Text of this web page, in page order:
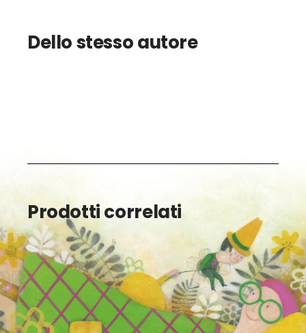
Dello stesso autore
Prodotti correlati